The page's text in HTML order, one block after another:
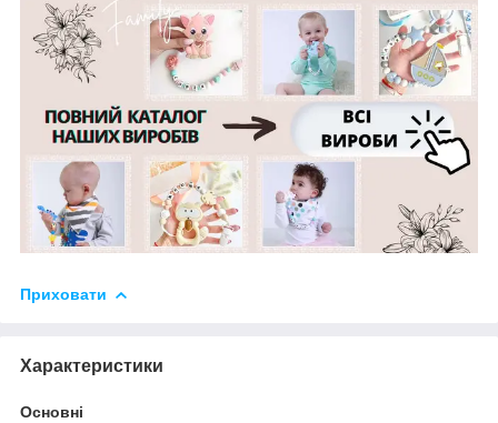
Приховати
Характеристики
Основні